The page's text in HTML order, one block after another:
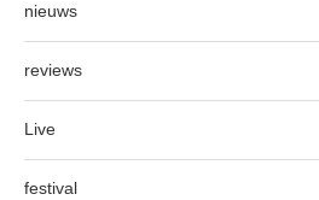
nieuws
reviews
Live
festival